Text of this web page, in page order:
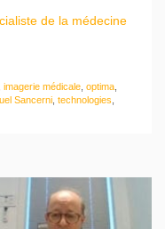
de la médecine
imagerie médicale optima
Sancerni technologies